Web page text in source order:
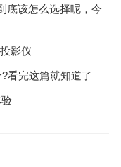
底该怎么选择呢，今
影仪
看完这篇就知道了